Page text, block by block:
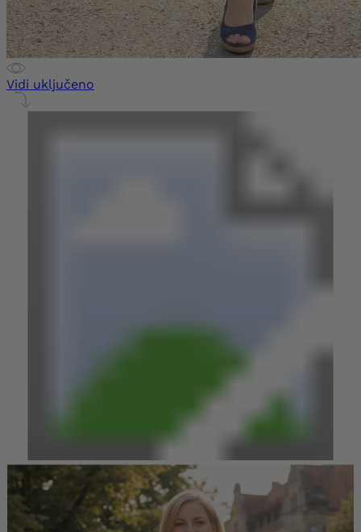
Vidi uključeno